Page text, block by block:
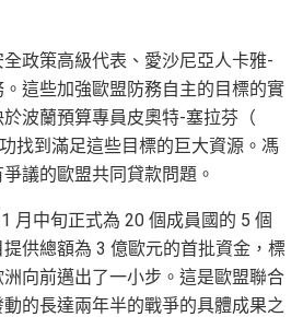
政策高級代表、愛沙尼亞人卡雅-
這些加強歐盟防務自主的目標的實
波蘭預算專員皮奧特-塞拉芬（
找到滿足這些目標的巨大資源。馮
議的歐盟共同貸款問題。
月中旬正式為 20 個成員國的 5 個
供總額為 3 億歐元的首批資金，標
向前邁出了一小步。這是歐盟聯合
的長達兩年半的戰爭的具體成果之